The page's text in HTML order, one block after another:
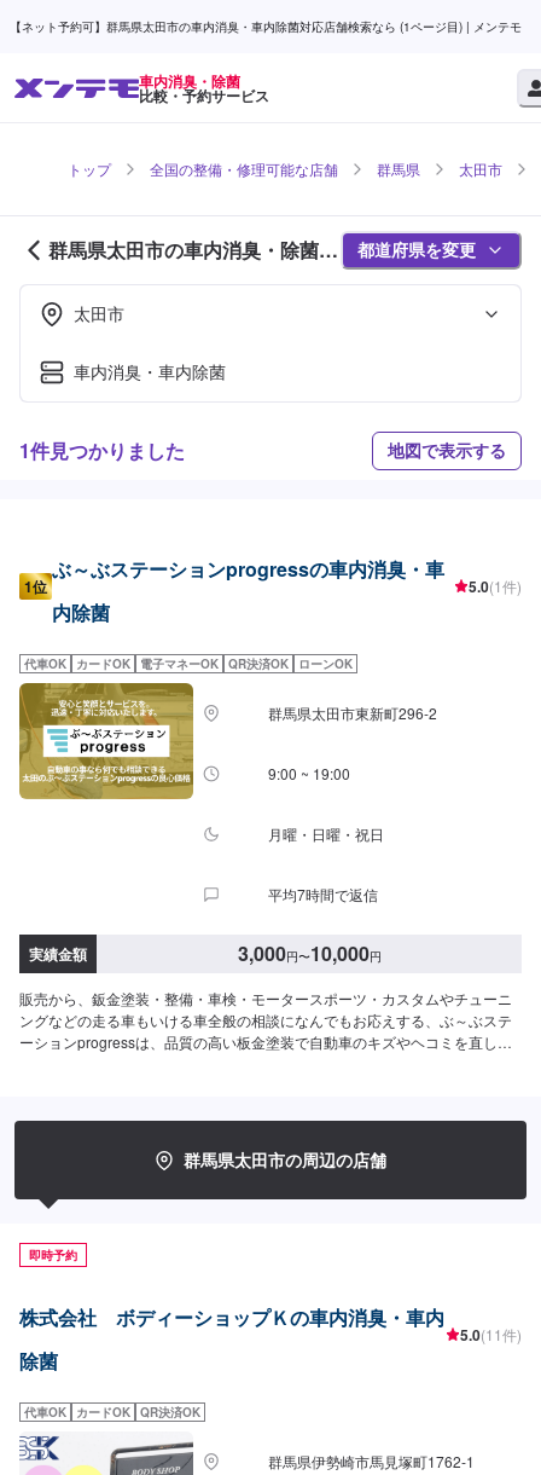
【ネット予約可】群馬県太田市の車内消臭・車内除菌対応店舗検索なら (1ページ目) | メンテモ
車内消臭・除菌
比較・予約サービス
トップ 全国の整備・修理可能な店舗 群馬県 太田市
群馬県太田市の車内消臭・除菌対
応店舗紹介 (1ページ目)
都道府県を変更
太田市
車内消臭・車内除菌
1件見つかりました 地図で表示する
1位
ぶ～ぶステーションprogressの車内消臭・車
内除菌
5.0(1件)
代車OK カードOK 電子マネーOK QR決済OK ローンOK
群馬県太田市東新町296-2
9:00 ~ 19:00
月曜・日曜・祝日
平均7時間で返信
実績金額 3,000円〜10,000円
販売から、鈑金塗装・整備・車検・モータースポーツ・カスタムやチューニ
ングなどの走る車もいける車全般の相談になんでもお応えする、ぶ～ぶステ
ーションprogressは、品質の高い板金塗装で自動車のキズやヘコミを直しま
フターフォローにも素早く対応します。お客様に喜んでいただける的確なア
ドバイスを心掛けております。--------------------------------------------------【1】オ
作業開始【4】仕上がり次第納車-----納期について-----納期は通常日1日～2日
ださい。-----代車について-----無料の代車をご用意しています。お車の作業中
ら５分入庫の際はお気をつけてお越しください。駐車スペースは工場前の空
いているスペースに駐車してください。受付はスタッフへ「メンテモで予約
しました」とお伝えください。ご案内いたします。【定休日・営業時間】定
群馬県太田市の周辺の店舗
即時予約
株式会社 ボディーショップＫの車内消臭・車内
除菌
5.0(11件)
代車OK カードOK QR決済OK
群馬県伊勢崎市馬見塚町1762‐1